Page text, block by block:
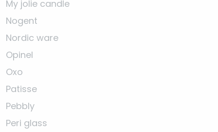
My jolie candle
Nogent
Nordic ware
Opinel
Oxo
Patisse
Pebbly
Peri glass